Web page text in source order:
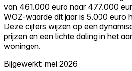
van 461.000 euro naar 477.000
WOZ-waarde dit jaar is 5.000 euro
Deze cijfers wijzen op een
prijzen en een lichte daling in het
woningen.
Bijgewerkt: mei 2026